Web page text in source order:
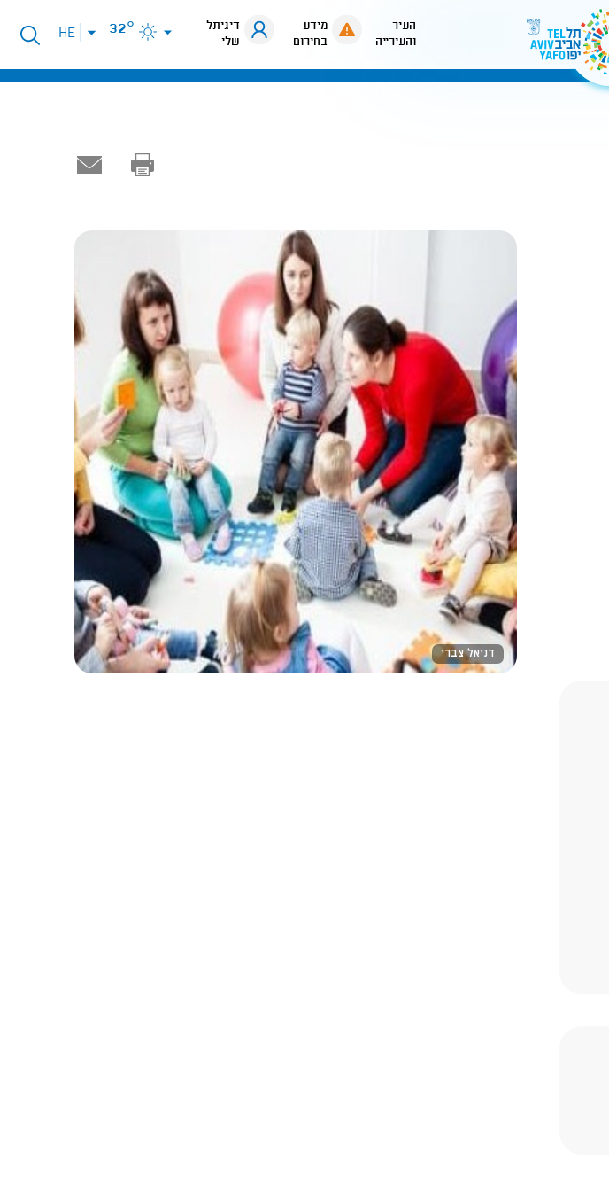
העיר
והעירייה
מידע
בחירום
דיגיתל
שלי
32°
פתיחת
תפריט
HE
דניאל צברי